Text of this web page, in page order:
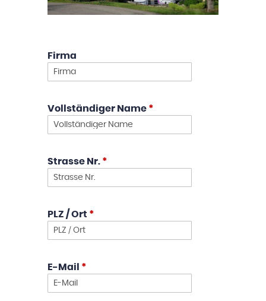
Firma
Vollständiger Name *
Strasse Nr. *
PLZ / Ort *
E-Mail *